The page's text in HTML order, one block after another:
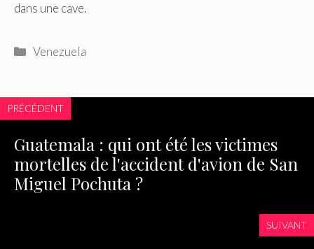
dans une cave.
Catégories
Venezuela
PRÉCÉDENT
Guatemala : qui ont été les victimes
mortelles de l'accident d'avion de San
Miguel Pochuta ?
SUIVANT